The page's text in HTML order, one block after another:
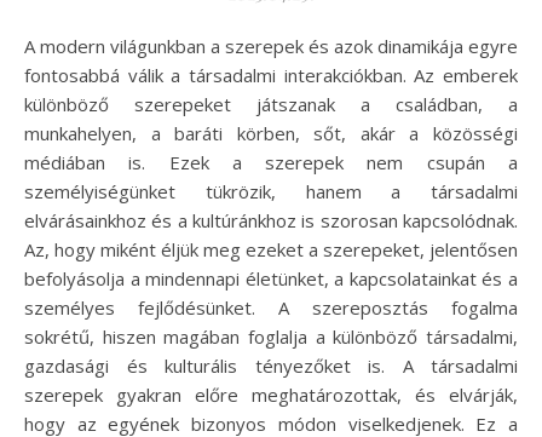
A modern világunkban a szerepek és azok dinamikája egyre
fontosabbá válik a társadalmi interakciókban. Az emberek
különböző szerepeket játszanak a családban, a
munkahelyen, a baráti körben, sőt, akár a közösségi
médiában is. Ezek a szerepek nem csupán a
személyiségünket tükrözik, hanem a társadalmi
elvárásainkhoz és a kultúránkhoz is szorosan kapcsolódnak.
Az, hogy miként éljük meg ezeket a szerepeket, jelentősen
befolyásolja a mindennapi életünket, a kapcsolatainkat és a
személyes fejlődésünket. A szereposztás fogalma
sokrétű, hiszen magában foglalja a különböző társadalmi,
gazdasági és kulturális tényezőket is. A társadalmi
szerepek gyakran előre meghatározottak, és elvárják,
hogy az egyének bizonyos módon viselkedjenek. Ez a